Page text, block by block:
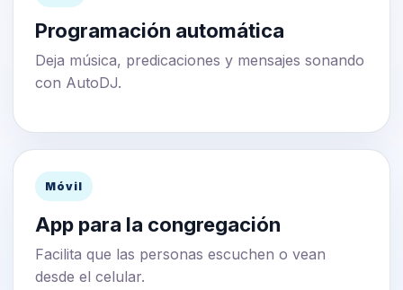
Programación automática
Deja música, predicaciones y mensajes sonando
con AutoDJ.
Móvil
App para la congregación
Facilita que las personas escuchen o vean
desde el celular.